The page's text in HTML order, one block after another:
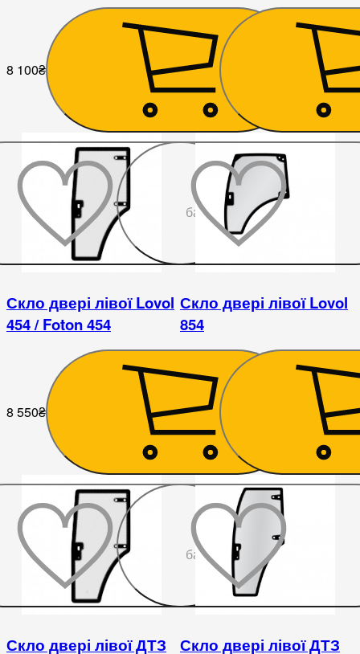
8 100₴ 8 872₴
бажаного
Скло двері лівої Lovol
454 / Foton 454
8 550₴
Скло двері лівої Lovol
854
9 000₴
бажаного
Скло двері лівої ДТЗ Скло двері лівої ДТЗ